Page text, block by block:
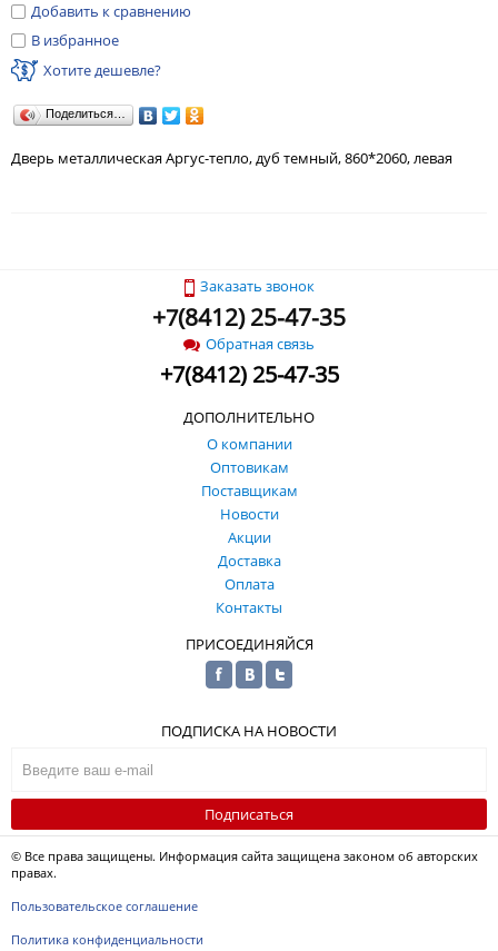
Добавить к сравнению
В избранное
Хотите дешевле?
Поделиться…
Дверь металлическая Аргус-тепло, дуб темный, 860*2060, левая
Заказать звонок
+7(8412) 25-47-35
Обратная связь
+7(8412) 25-47-35
ДОПОЛНИТЕЛЬНО
О компании
Оптовикам
Поставщикам
Новости
Акции
Доставка
Оплата
Контакты
ПРИСОЕДИНЯЙСЯ
ПОДПИСКА НА НОВОСТИ
Подписаться
© Все права защищены. Информация сайта защищена законом об авторских
правах.
Пользовательское соглашение
Политика конфиденциальности